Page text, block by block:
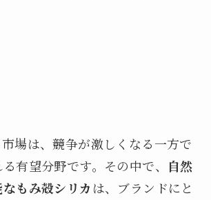
場は、競争が激しくなる一方で
有望分野です。その中で、
自然
もみ殻シリカ は、ブランドにと